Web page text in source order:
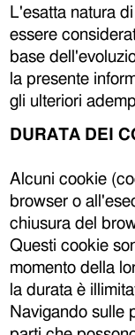
L'esatta natura
essere
base
la presente
gli ulteriori
DURATA DEI
Alcuni cookie
browser o
chiusura del
Questi cookie
momento della
la durata è
Navigando sulle